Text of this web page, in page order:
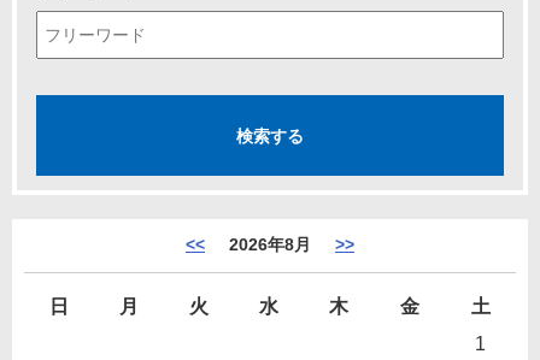
<< 2026年8月 >>
日 月 火 水 木 金
土
1